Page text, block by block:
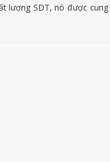
lượng SDT, nó được